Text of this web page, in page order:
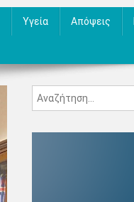
Υγεία Απόψεις